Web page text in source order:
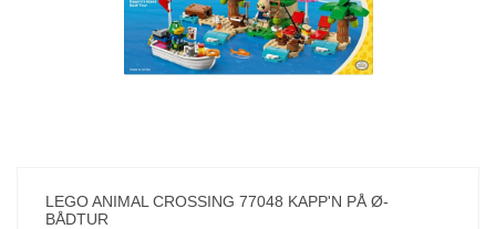
LEGO ANIMAL CROSSING 77048 KAPP'N PÅ Ø-
BÅDTUR